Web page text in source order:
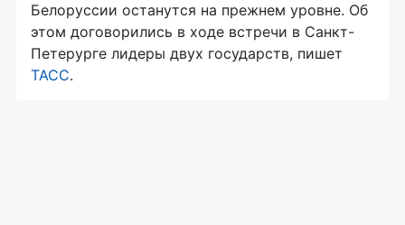
Белоруссии останутся на прежнем уровне. Об
этом договорились в ходе встречи в Санкт-
Петерурге лидеры двух государств, пишет
ТАСС.